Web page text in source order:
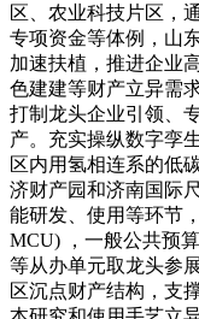
区、农业科技片区，
专项资金等体例，山
加速扶植，推进企业
色建建等财产立异需
打制龙头企业引领、
产。充实操纵数字孪
区内用氢相连系的低
济财产园和济南国际
能研发、使用等环节
MCU) ，一般公共预
等从办单元取龙头参
区沉点财产结构，支